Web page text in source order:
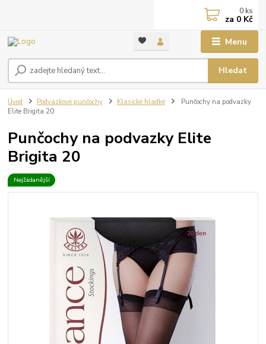
Menu
Hledat
0 ks
za 0 Kč
Úvod Podvazkové punčochy Klasické hladké
Punčochy na podvazky
Elite Brigita 20
Punčochy na podvazky Elite
Brigita 20
Nejžádanější